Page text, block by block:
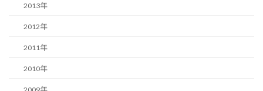
2013年
2012年
2011年
2010年